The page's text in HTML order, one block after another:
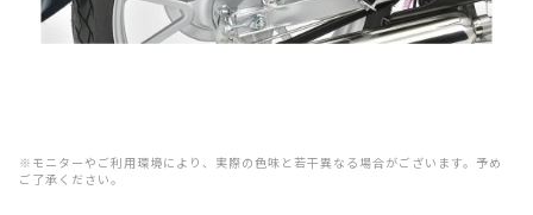
※モニターやご利用環境により、実際の色味と若干異なる場合がございます。予め
ご了承ください。